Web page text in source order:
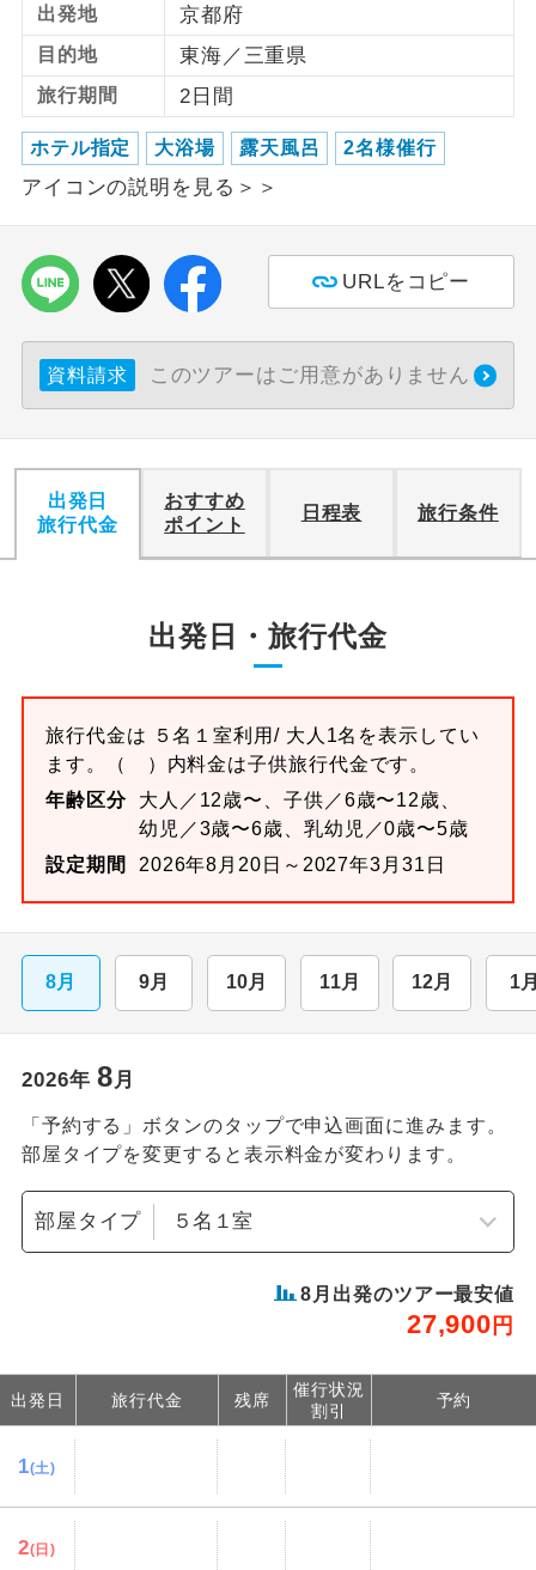
出発地 京都府
目的地 東海／三重県
旅行期間 2日間
ホテル指定 大浴場 露天風呂 2名様催行
アイコンの説明を見る＞＞
URLをコピー
資料請求 このツアーはご用意がありません
出発日
旅行代金
おすすめ
ポイント
日程表 旅行条件
出発日・旅行代金
旅行代金は ５名１室利用/ 大人1名を表示してい
ます。
（ ）内料金は子供旅行代金です。
年齢区分
大人／12歳〜、子供／6歳〜12歳、
幼児／3歳〜6歳、乳幼児／0歳〜5歳
設定期間
2026年8月20日～2027年3月31日
8月 9月 10月 11月 12月 1
2026年 8月
「予約する」ボタンのタップで申込画面に進みます。
部屋タイプを変更すると表示料金が変わります。
部屋タイプ
8 月出発のツアー最安値
27,900 円
出発日 旅行代金 残席
催行状況
割引
予約
1(土)
2(日)
航空会社指定
利用航空会社が指定なので、ご出発の計
画にとても便利です。
ホテル指定
ご紹介するホテルを指定したコースで
す。
おひとり様バ
ス2席利用
おひとり様でバス席を2席利⽤できま
す。